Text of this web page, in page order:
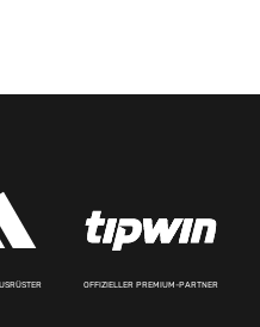
OFFIZIELLER PREMIUM-PARTNER